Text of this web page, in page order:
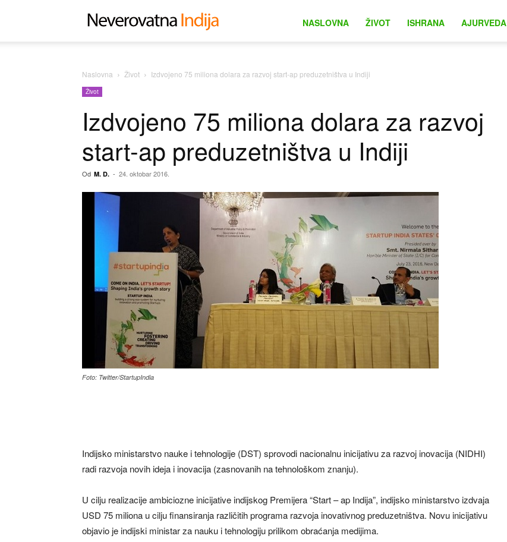
NASLOVNA ŽIVOT ISHRANA AJURVEDA
Naslovna Život Izdvojeno 75 miliona dolara za razvoj start-ap preduzetništva u Indiji
Život
Izdvojeno 75 miliona dolara za razvoj
start-ap preduzetništva u Indiji
Od M. D. - 24. oktobar 2016.
Foto: Twitter/StartupIndia
Indijsko ministarstvo nauke i tehnologije (DST) sprovodi nacionalnu inicijativu za razvoj inovacija (NIDHI)
radi razvoja novih ideja i inovacija (zasnovanih na tehnološkom znanju).
U cilju realizacije ambiciozne inicijative indijskog Premijera “Start – ap Indija”, indijsko ministarstvo izdvaja
USD 75 miliona u cilju finansiranja različitih programa razvoja inovativnog preduzetništva. Novu inicijativu
objavio je indijski ministar za nauku i tehnologiju prilikom obraćanja medijima.